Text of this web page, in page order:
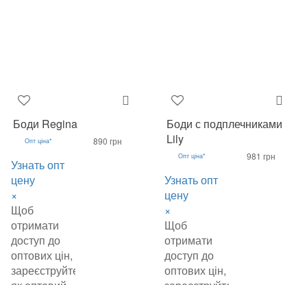
Боди Regina
Опт ціна*
Узнать опт
цену
×
Щоб
отримати
доступ до
оптових цін,
зареєструйтеся
890 грн
Боди с подплечниками
Lily
Опт ціна*
Узнать опт
цену
×
Щоб
отримати
доступ до
оптових цін,
981 грн